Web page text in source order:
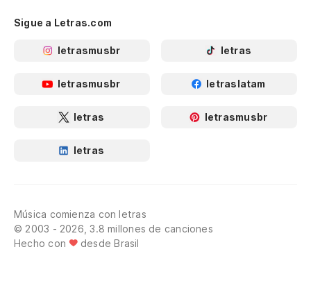
Sigue a Letras.com
letrasmusbr letras
letrasmusbr letraslatam
letras letrasmusbr
letras
Música comienza con letras
© 2003 - 2026, 3.8 millones de canciones
Hecho con
desde Brasil